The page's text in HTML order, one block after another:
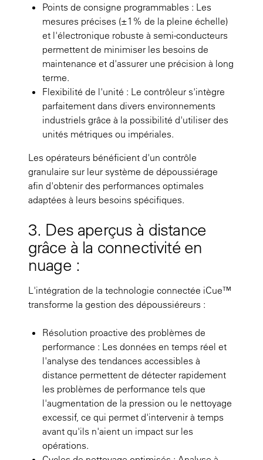
Points de consigne programmables : Les
mesures précises (±1% de la pleine échelle)
et l'électronique robuste à semi-conducteurs
permettent de minimiser les besoins de
maintenance et d'assurer une précision à long
terme.
Flexibilité de l'unité : Le contrôleur s'intègre
parfaitement dans divers environnements
industriels grâce à la possibilité d'utiliser des
unités métriques ou impériales.
Les opérateurs bénéficient d'un contrôle
granulaire sur leur système de dépoussiérage
afin d'obtenir des performances optimales
adaptées à leurs besoins spécifiques.
3. Des aperçus à distance
grâce à la connectivité en
nuage :
L'intégration de la technologie connectée iCue™
transforme la gestion des dépoussiéreurs :
Résolution proactive des problèmes de
performance : Les données en temps réel et
l'analyse des tendances accessibles à
distance permettent de détecter rapidement
les problèmes de performance tels que
l'augmentation de la pression ou le nettoyage
excessif, ce qui permet d'intervenir à temps
avant qu'ils n'aient un impact sur les
opérations.